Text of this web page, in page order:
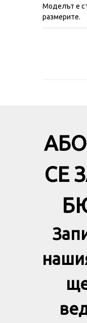
Моделът е
размерите.
СЕ